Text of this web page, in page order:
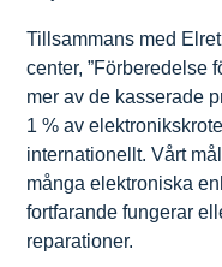
Tillsammans med
center, ”Förberedelse
mer av de kasserade
1 % av
internationellt. Vårt
många elektroniska
fortfarande fungerar
reparationer.